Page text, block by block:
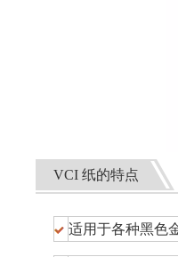
VCI 纸的特点
适用于各种黑色